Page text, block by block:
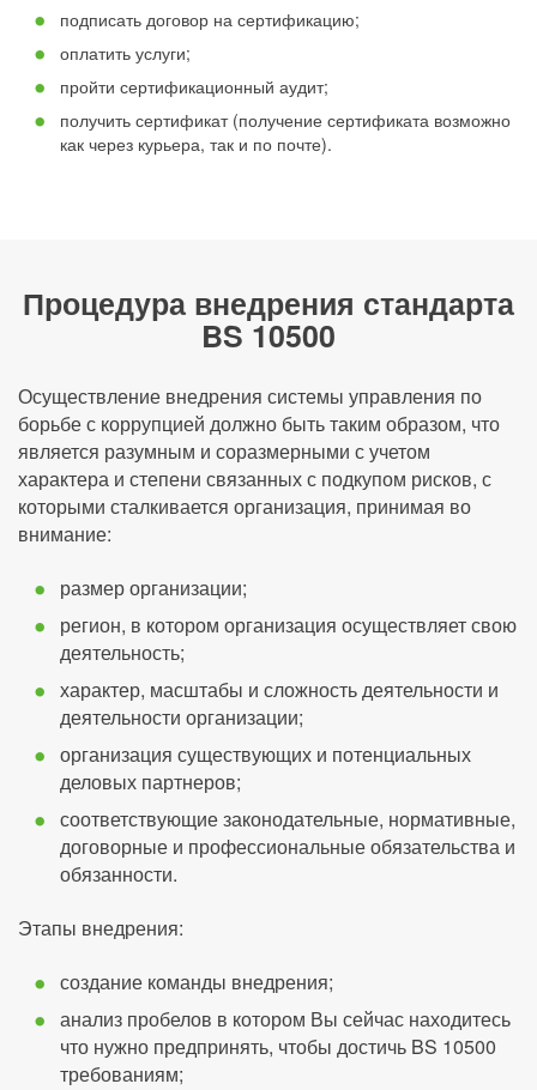
подписать договор на сертификацию;
оплатить услуги;
пройти сертификационный аудит;
получить сертификат (получение сертификата возможно
как через курьера, так и по почте).
Процедура внедрения стандарта
BS 10500
Осуществление внедрения системы управления по
борьбе с коррупцией должно быть таким образом, что
является разумным и соразмерными с учетом
характера и степени связанных с подкупом рисков, с
которыми сталкивается организация, принимая во
внимание:
размер организации;
регион, в котором организация осуществляет свою
деятельность;
характер, масштабы и сложность деятельности и
деятельности организации;
организация существующих и потенциальных
деловых партнеров;
соответствующие законодательные, нормативные,
договорные и профессиональные обязательства и
обязанности.
Этапы внедрения:
создание команды внедрения;
анализ пробелов в котором Вы сейчас находитесь
что нужно предпринять, чтобы достичь BS 10500
требованиям;